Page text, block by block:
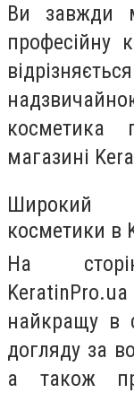
Ви завжди
професійну
косметика
магазині
Широкий
косметики в
На
найкращу в
догляду за
а також